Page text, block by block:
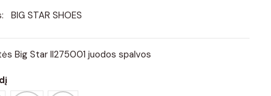
BIG STAR SHOES
Big Star II275001 juodos spalvos